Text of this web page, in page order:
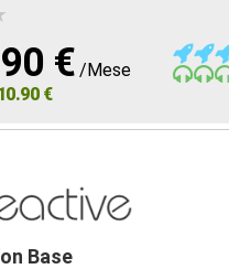
€ /Mese
€
Base